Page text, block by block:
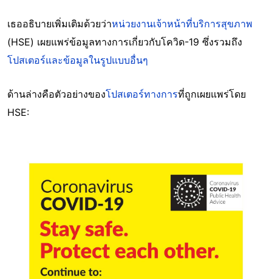
เธออธิบายเพิ่มเติมด้วยว่าหน่วยงานเจ้าหน้าที่บริการสุขภาพ
(HSE) เผยแพร่ข้อมูลทางการเกี่ยวกับโควิด-19 ซึ่งรวมถึง
โปสเตอร์และข้อมูลในรูปแบบอื่นๆ
ด้านล่างคือตัวอย่างของโปสเตอร์ทางการที่ถูกเผยแพร่โดย
HSE:
Image